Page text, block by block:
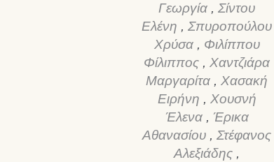
Γεωργία ,Σίντου
Ελένη ,Σπυροπούλου
Χρύσα , Φιλίππου
Φίλιππος ,Χαντζιάρα
Μαργαρίτα ,Χασακή
Ειρήνη , Χουσνή
Έλενα , Έρικα
Αθανασίου ,Στέφανος
Αλεξιάδης ,